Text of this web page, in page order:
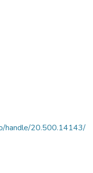
handle/20.500.14143/